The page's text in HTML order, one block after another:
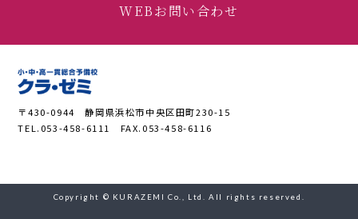
WEBお問い合わせ
〒430-0944 静岡県浜松市中央区田町230-15
TEL.053-458-6111 FAX.053-458-6116
Copyright © KURAZEMI Co., Ltd. All rights reserved.